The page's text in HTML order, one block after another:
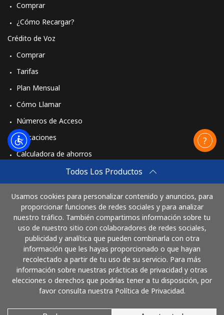
Todos Los Productos
Usamos cookies para personalizar contenido y anuncios, para
proporcionar funciones de redes sociales y para analizar
nuestro tráfico. También compartimos información sobre tu
uso de nuestro sitio con colaboradores de redes sociales,
publicidad y analítica que pueden combinarla con otra
información que les hayas proporcionado o que hayan
recolectado a partir de tu uso de su servicio. Para más
información sobre nuestras prácticas de privacidad y otras
elecciones o derechos que podrías tener a tu disposición, por
favor consulta nuestra Política de Privacidad.
Comprar
¿Cómo Recargar?
Crédito de Voz
Comprar
Tarifas
Plan Mensual
Cómo Llamar
Números de Acceso
Aplicaciones
Calculadora de ahorros
Cómo funciona
Paga con